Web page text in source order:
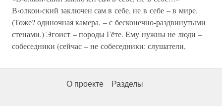
В‹олкон›ский заключен сам в себе, не в себе – в мире.
(Тоже? одиночная камера, – с бесконечно-раздвинутыми
стенами.) Эгоист – породы Гёте. Ему нужны не люди –
собеседники (сейчас – не собеседники: слушатели,
О проекте Разделы